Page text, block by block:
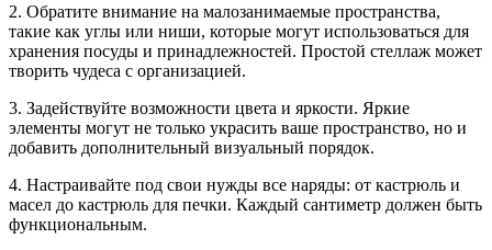
2. Обратите внимание на малозанимаемые пространства,
такие как углы или ниши, которые могут использоваться для
хранения посуды и принадлежностей. Простой стеллаж может
творить чудеса с организацией.
3. Задействуйте возможности цвета и яркости. Яркие
элементы могут не только украсить ваше пространство, но и
добавить дополнительный визуальный порядок.
4. Настраивайте под свои нужды все наряды: от кастрюль и
масел до кастрюль для печки. Каждый сантиметр должен быть
функциональным.